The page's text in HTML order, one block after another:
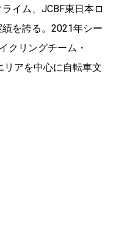
イム、JCBF東日本ロ
を誇る。2021年シー
クリングチーム・
リアを中心に自転車文